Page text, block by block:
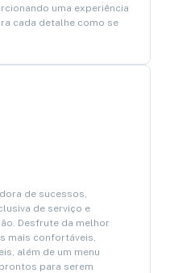
uma experiência
cada detalhe como se
de sucessos,
de serviço e
Desfrute da melhor
mais confortáveis,
além de um menu
para serem